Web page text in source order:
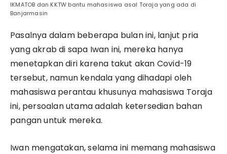
IKMATOB dan KKTW bantu mahasiswa asal Toraja yang ada di
Banjarmasin
Pasalnya dalam beberapa bulan ini, lanjut pria
yang akrab di sapa Iwan ini, mereka hanya
menetapkan diri karena takut akan Covid-19
tersebut, namun kendala yang dihadapi oleh
mahasiswa perantau khusunya mahasiswa Toraja
ini, persoalan utama adalah ketersedian bahan
pangan untuk mereka.
Iwan mengatakan, selama ini memang mahasiswa